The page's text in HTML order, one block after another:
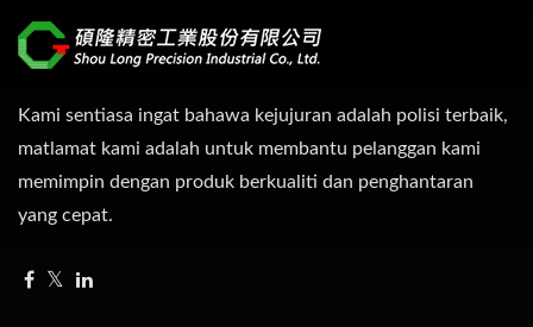
Kami sentiasa ingat bahawa kejujuran adalah polisi terbaik,
matlamat kami adalah untuk membantu pelanggan kami
memimpin dengan produk berkualiti dan penghantaran
yang cepat.